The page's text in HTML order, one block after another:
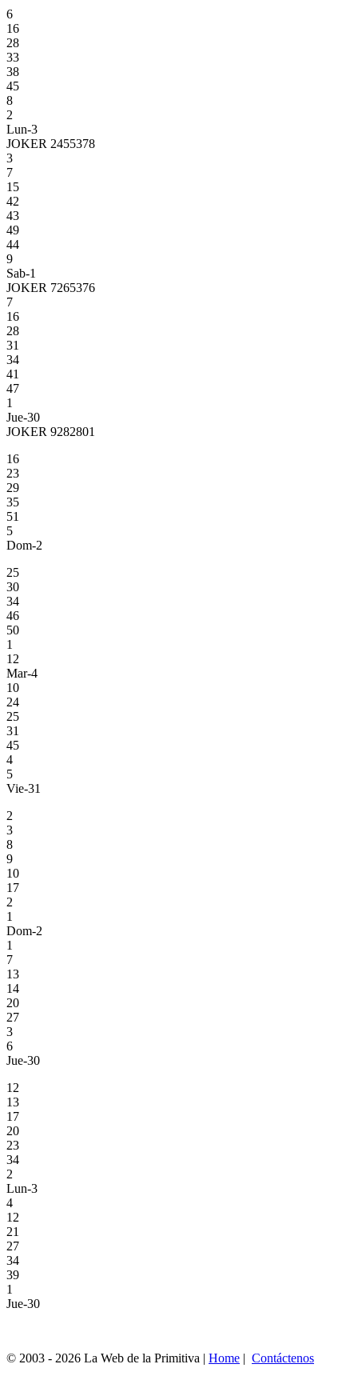
6
16
28
33
38
45
8
2
Lun-3
JOKER 2455378
3
7
15
42
43
49
44
9
Sab-1
JOKER 7265376
7
16
28
31
34
41
47
1
Jue-30
JOKER 9282801
16
23
29
35
51
5
Dom-2
25
30
34
46
50
1
12
Mar-4
10
24
25
31
45
4
5
Vie-31
2
3
8
9
10
17
2
1
Dom-2
1
7
13
14
20
27
3
6
Jue-30
12
13
17
20
23
34
2
Lun-3
4
12
21
27
34
39
1
Jue-30
© 2003 - 2026 La Web de la Primitiva | Home | Contáctenos